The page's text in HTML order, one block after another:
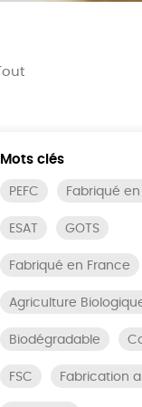
Tout
Mots clés
PEFC Fabriqué
ESAT GOTS
Fabriqué en France
Agriculture
Biodégradable
FSC Fabrication